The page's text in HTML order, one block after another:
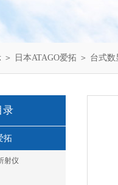
＞ 日本ATAGO爱拓 ＞ 台式数
录
拓
射仪